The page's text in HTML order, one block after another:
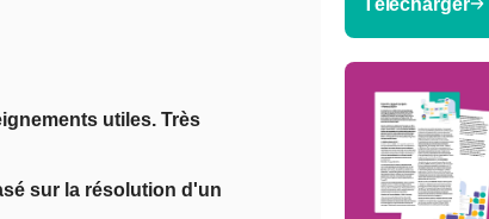
utiles. Très
sur la résolution d'un